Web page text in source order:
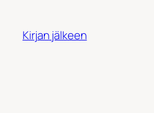
Kirjan jälkeen